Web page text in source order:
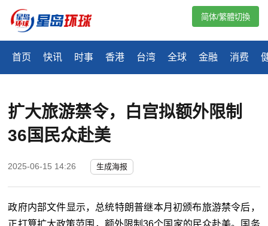
首页 快讯 时事 香港 台湾 全球 金融 消费
简体/繁體切換
扩大旅游禁令，白宫拟额外限制
36国民众赴美
2025-06-15 14:26 生成海报
政府内部文件显示，总统特朗普继本月初颁布旅游禁令后，